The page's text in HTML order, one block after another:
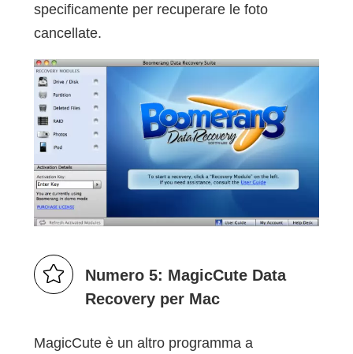
specificamente per recuperare le foto
cancellate.
Numero 5: MagicCute Data
Recovery per Mac
MagicCute è un altro programma a